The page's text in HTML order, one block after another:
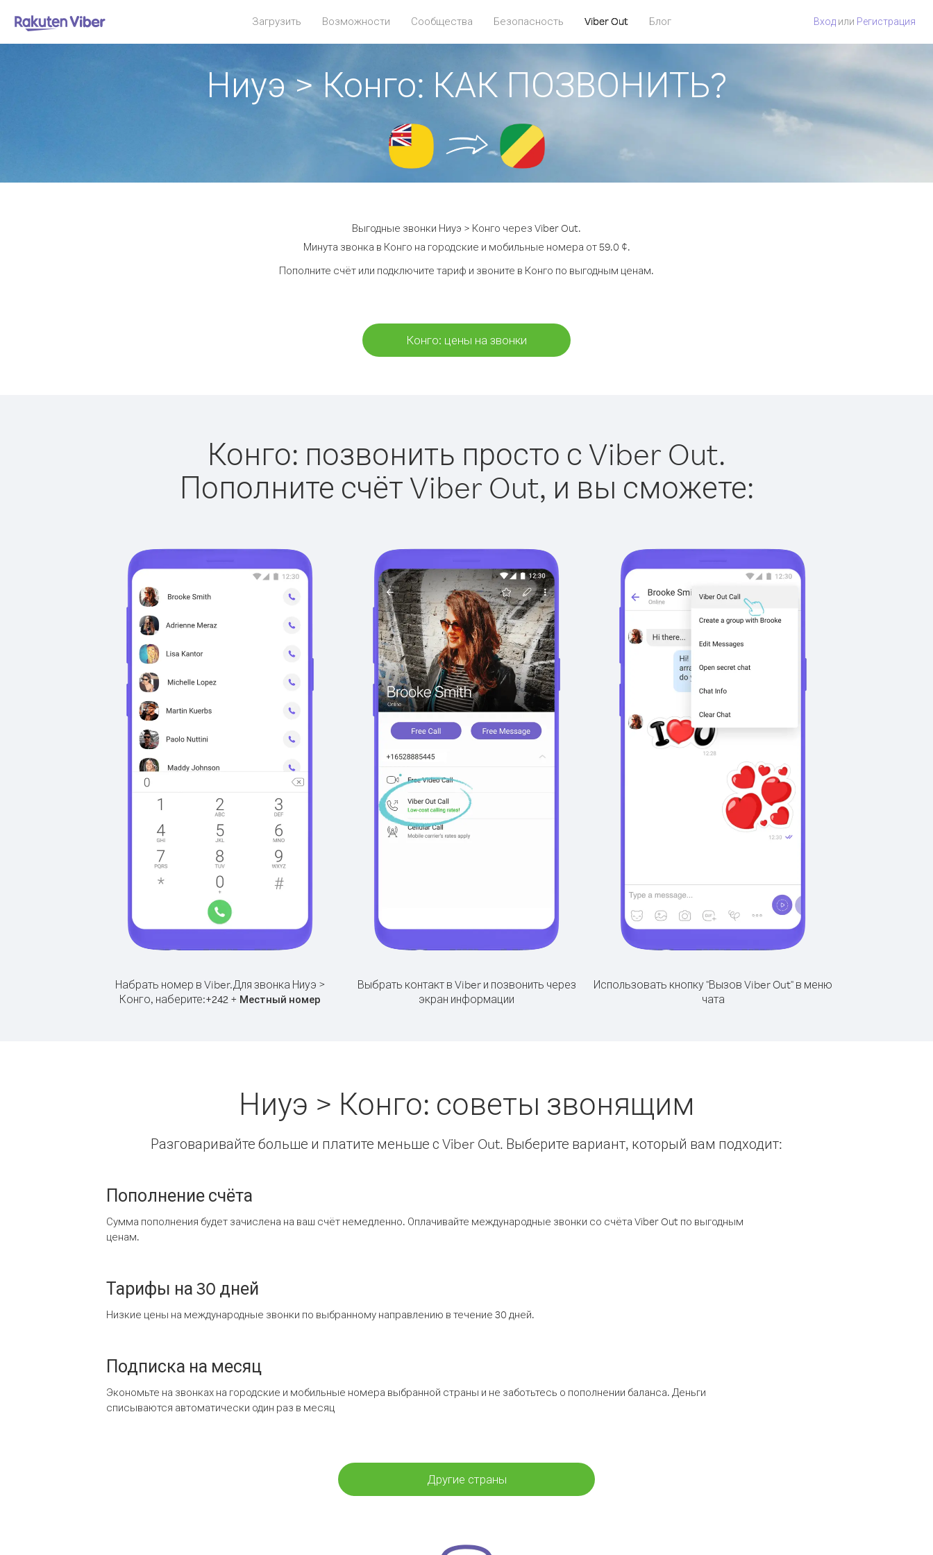
Загрузить Возможности Сообщества Безопасность Viber Out Блог Вход или Регистрация
Ниуэ > Конго: КАК ПОЗВОНИТЬ?
Выгодные звонки Ниуэ > Конго через Viber Out.
Минута звонка в Конго на городские и мобильные номера от 59.0 ¢.
Пополните счёт или подключите тариф и звоните в Конго по выгодным ценам.
Конго: цены на звонки
Конго: позвонить просто с Viber Out.
Пополните счёт Viber Out, и вы сможете:
Набрать номер в Viber.Для звонка Ниуэ >
Конго, наберите:+242 + Местный номер
Выбрать контакт в Viber и позвонить через
экран информации
Использовать кнопку "Вызов Viber Out" в меню
чата
Ниуэ > Конго: советы звонящим
Разговаривайте больше и платите меньше с Viber Out. Выберите вариант, который вам подходит:
Пополнение счёта
Сумма пополнения будет зачислена на ваш счёт немедленно. Оплачивайте международные звонки со счёта Viber Out по выгодным
ценам.
Тарифы на 30 дней
Низкие цены на международные звонки по выбранному направлению в течение 30 дней.
Подписка на месяц
Экономьте на звонках на городские и мобильные номера выбранной страны и не заботьтесь о пополнении баланса. Деньги
списываются автоматически один раз в месяц
Другие страны